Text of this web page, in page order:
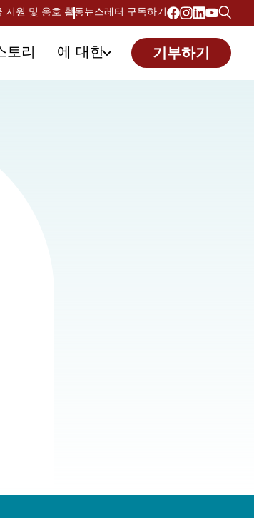
지원 및 옹호 활동뉴스레터 구독하기
토리 에 대한 기부하기